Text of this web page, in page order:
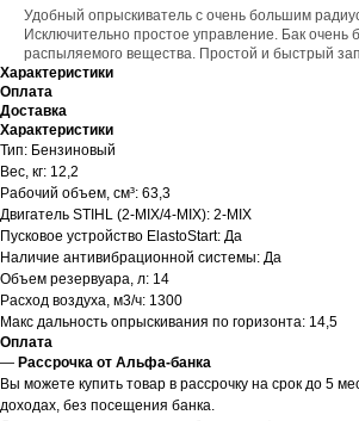
Удобный опрыскиватель с очень большим
Исключительно простое управление. Бак очень
распыляемого вещества. Простой и быстрый
Характеристики
Оплата
Доставка
Характеристики
Тип: Бензиновый
Вес, кг: 12,2
Рабочий объем, см³: 63,3
Двигатель STIHL (2-MIX/4-MIX): 2-MIX
Пусковое устройство ElastoStart: Да
Наличие антивибрационной системы: Да
Объем резервуара, л: 14
Расход воздуха, м3/ч: 1300
Макс дальность опрыскивания по горизонта: 14,5
Оплата
— Рассрочка от Альфа-банка
Вы можете купить товар в рассрочку на срок до 5
доходах, без посещения банка.